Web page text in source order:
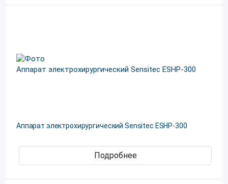
Аппарат электрохирургический Sensitec ESHP-300
Подробнее